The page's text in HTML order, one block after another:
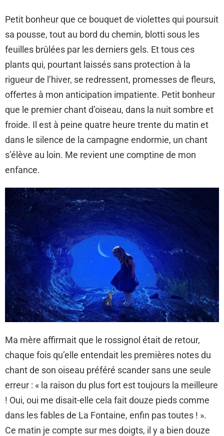
Petit bonheur que ce bouquet de violettes qui poursuit
sa pousse, tout au bord du chemin, blotti sous les
feuilles brûlées par les derniers gels. Et tous ces
plants qui, pourtant laissés sans protection à la
rigueur de l’hiver, se redressent, promesses de fleurs,
offertes à mon anticipation impatiente. Petit bonheur
que le premier chant d’oiseau, dans la nuit sombre et
froide. Il est à peine quatre heure trente du matin et
dans le silence de la campagne endormie, un chant
s’élève au loin. Me revient une comptine de mon
enfance.
Ma mère affirmait que le rossignol était de retour,
chaque fois qu’elle entendait les premières notes du
chant de son oiseau préféré scander sans une seule
erreur : « la raison du plus fort est toujours la meilleure
! Oui, oui me disait-elle cela fait douze pieds comme
dans les fables de La Fontaine, enfin pas toutes ! ».
Ce matin je compte sur mes doigts, il y a bien douze